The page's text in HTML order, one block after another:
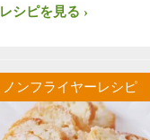
レシピを見る
ノンフライヤーレシピ